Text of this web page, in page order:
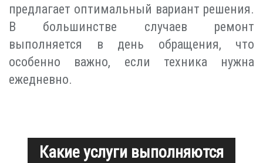
предлагает оптимальный вариант решения.
В большинстве случаев ремонт
выполняется в день обращения, что
особенно важно, если техника нужна
ежедневно.
Какие услуги выполняются